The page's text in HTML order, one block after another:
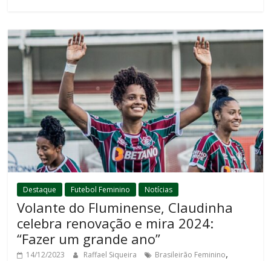
Destaque Futebol Feminino Notícias
Volante do Fluminense, Claudinha
celebra renovação e mira 2024:
“Fazer um grande ano”
14/12/2023 Raffael Siqueira Brasileirão Feminino,